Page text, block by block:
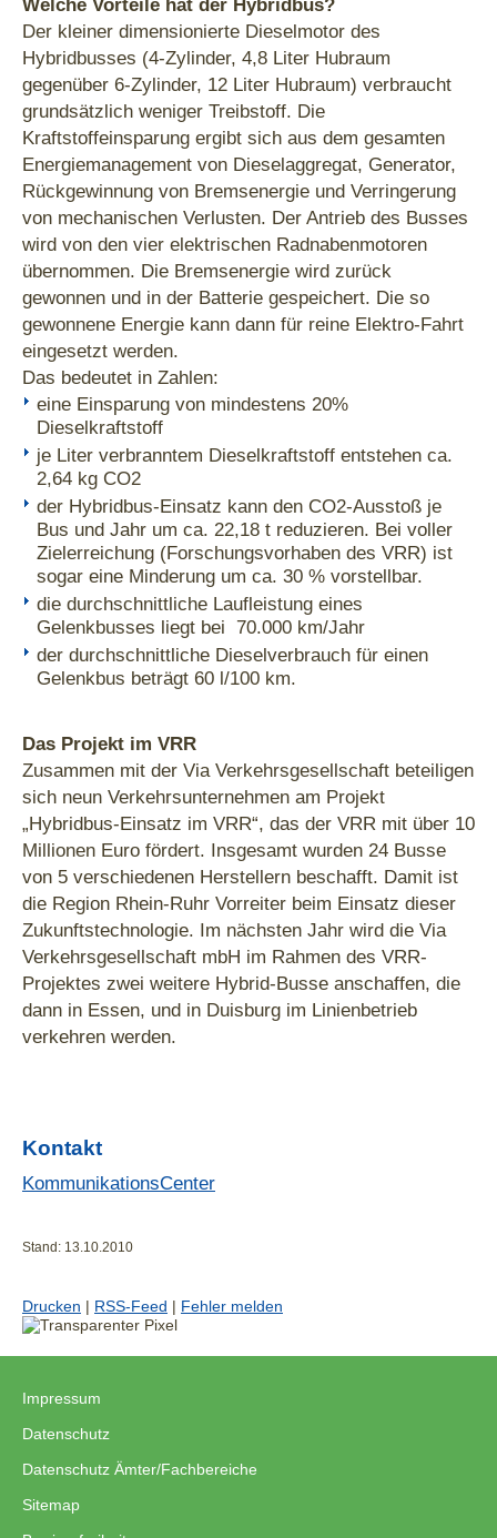
Welche Vorteile hat der Hybridbus?
Der kleiner dimensionierte Dieselmotor des
Hybridbusses (4-Zylinder, 4,8 Liter Hubraum
gegenüber 6-Zylinder, 12 Liter Hubraum) verbraucht
grundsätzlich weniger Treibstoff. Die
Kraftstoffeinsparung ergibt sich aus dem gesamten
Energiemanagement von Dieselaggregat, Generator,
Rückgewinnung von Bremsenergie und Verringerung
von mechanischen Verlusten. Der Antrieb des Busses
wird von den vier elektrischen Radnabenmotoren
übernommen. Die Bremsenergie wird zurück
gewonnen und in der Batterie gespeichert. Die so
gewonnene Energie kann dann für reine Elektro-Fahrt
eingesetzt werden.
Das bedeutet in Zahlen:
eine Einsparung von mindestens 20%
Dieselkraftstoff
je Liter verbranntem Dieselkraftstoff entstehen ca.
2,64 kg CO2
der Hybridbus-Einsatz kann den CO2-Ausstoß je
Bus und Jahr um ca. 22,18 t reduzieren. Bei voller
Zielerreichung (Forschungsvorhaben des VRR) ist
sogar eine Minderung um ca. 30 % vorstellbar.
die durchschnittliche Laufleistung eines
Gelenkbusses liegt bei 70.000 km/Jahr
der durchschnittliche Dieselverbrauch für einen
Gelenkbus beträgt 60 l/100 km.
Das Projekt im VRR
Zusammen mit der Via Verkehrsgesellschaft beteiligen
sich neun Verkehrsunternehmen am Projekt
„Hybridbus-Einsatz im VRR“, das der VRR mit über 10
Millionen Euro fördert. Insgesamt wurden 24 Busse
von 5 verschiedenen Herstellern beschafft. Damit ist
die Region Rhein-Ruhr Vorreiter beim Einsatz dieser
Zukunftstechnologie. Im nächsten Jahr wird die Via
Verkehrsgesellschaft mbH im Rahmen des VRR-
Projektes zwei weitere Hybrid-Busse anschaffen, die
dann in Essen, und in Duisburg im Linienbetrieb
verkehren werden.
Kontakt
KommunikationsCenter
Stand: 13.10.2010
Drucken | RSS-Feed | Fehler melden
Impressum
Datenschutz
Datenschutz Ämter/Fachbereiche
Sitemap